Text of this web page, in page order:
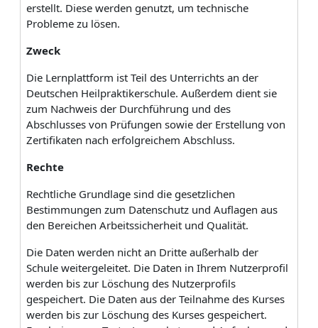
erstellt. Diese werden genutzt, um technische
Probleme zu lösen.
Zweck
Die Lernplattform ist Teil des Unterrichts an der
Deutschen Heilpraktikerschule. Außerdem dient sie
zum Nachweis der Durchführung und des
Abschlusses von Prüfungen sowie der Erstellung von
Zertifikaten nach erfolgreichem Abschluss.
Rechte
Rechtliche Grundlage sind die gesetzlichen
Bestimmungen zum Datenschutz und Auflagen aus
den Bereichen Arbeitssicherheit und Qualität.
Die Daten werden nicht an Dritte außerhalb der
Schule weitergeleitet. Die Daten in Ihrem Nutzerprofil
werden bis zur Löschung des Nutzerprofils
gespeichert. Die Daten aus der Teilnahme des Kurses
werden bis zur Löschung des Kurses gespeichert.